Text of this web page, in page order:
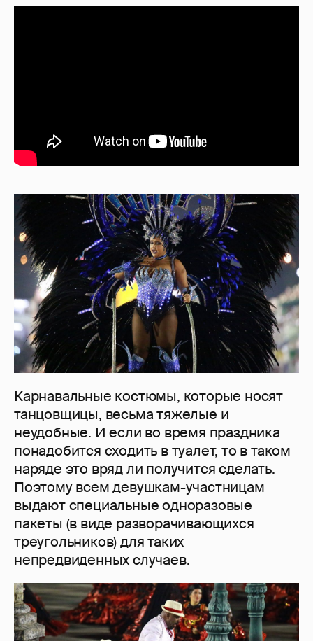
Карнавальные костюмы, которые носят
танцовщицы, весьма тяжелые и
неудобные. И если во время праздника
понадобится сходить в туалет, то в таком
наряде это вряд ли получится сделать.
Поэтому всем девушкам-участницам
выдают специальные одноразовые
пакеты (в виде разворачивающихся
треугольников) для таких
непредвиденных случаев.